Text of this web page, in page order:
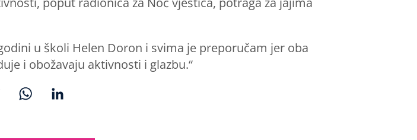
u školi Helen Doron i svima je preporučam jer oba
i obožavaju aktivnosti i glazbu.“